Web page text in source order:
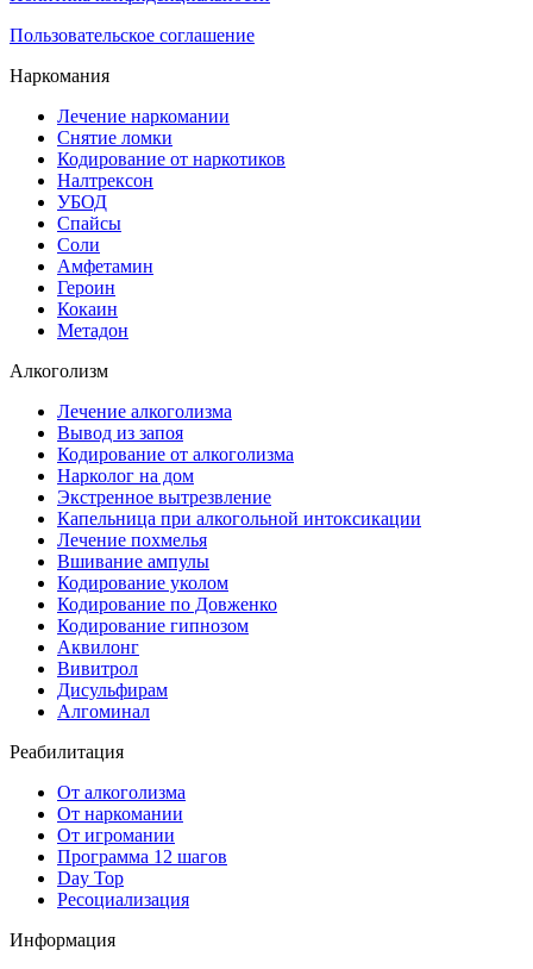
Пользовательское соглашение
Наркомания
Лечение наркомании
Снятие ломки
Кодирование от наркотиков
Налтрексон
УБОД
Спайсы
Соли
Амфетамин
Героин
Кокаин
Метадон
Алкоголизм
Лечение алкоголизма
Вывод из запоя
Кодирование от алкоголизма
Нарколог на дом
Экстренное вытрезвление
Капельница при алкогольной интоксикации
Лечение похмелья
Вшивание ампулы
Кодирование уколом
Кодирование по Довженко
Кодирование гипнозом
Аквилонг
Вивитрол
Дисульфирам
Алгоминал
Реабилитация
От алкоголизма
От наркомании
От игромании
Программа 12 шагов
Day Top
Ресоциализация
Информация